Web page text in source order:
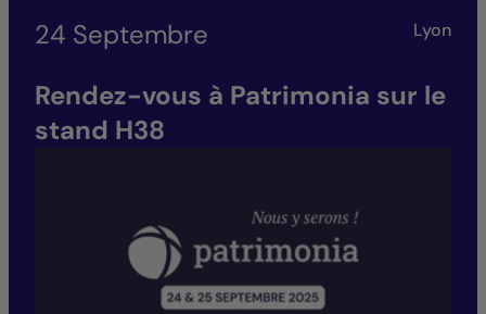
24 Septembre Lyon
Rendez-vous à Patrimonia sur le
stand H38